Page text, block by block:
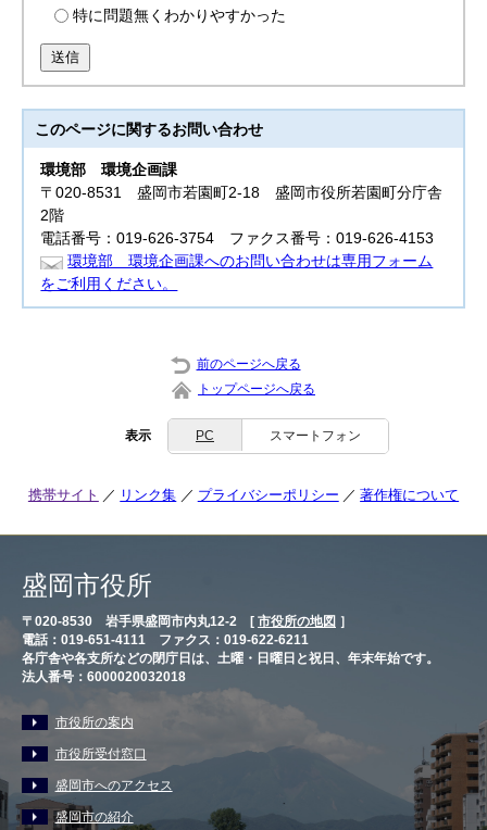
特に問題無くわかりやすかった
送信
このページに関するお問い合わせ
環境部環境企画課
〒020-8531 盛岡市若園町2-18 盛岡市役所若園町分庁舎
2階
電話番号：019-626-3754 ファクス番号：019-626-4153
環境部 環境企画課へのお問い合わせは専用フォーム
をご利用ください。
前のページへ戻る
トップページへ戻る
表示 PC スマートフォン
携帯サイト リンク集 プライバシーポリシー 著作権について
盛岡市役所
〒020-8530 岩手県盛岡市内丸12-2 [ 市役所の地図 ］
電話：019-651-4111 ファクス：019-622-6211
各庁舎や各支所などの閉庁日は、土曜・日曜日と祝日、年末年始です。
法人番号：6000020032018
市役所の案内
市役所受付窓口
盛岡市へのアクセス
盛岡市の紹介